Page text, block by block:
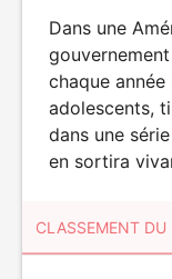
Dans une
chaque
adolescents,
dans une
en sortira
CLASSEMENT DU